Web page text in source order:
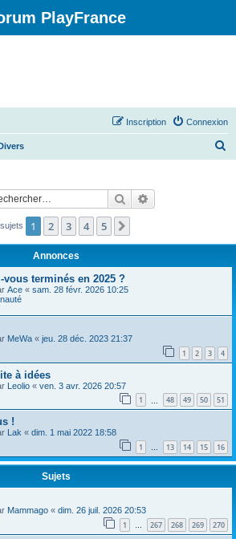
PlayFrance
Connexion
Inscription
r
Rechercher
1 2 3 4 5
Annonces
vous terminés en 2025 ?
Ace « sam. 28 févr. 2026 10:25
MeWa « jeu. 28 déc. 2023 21:37
1 2 3 4
à idées
Leolio « ven. 3 avr. 2026 20:57
1 48 49 50 51
!
Lak « dim. 1 mai 2022 18:58
1 … 13 14 15 16
Sujets
Mammago « dim. 26 juil. 2026 20:53
1 … 267 268 269 270